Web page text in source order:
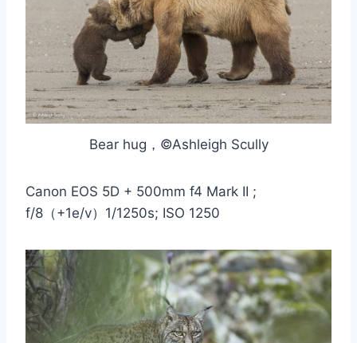
Bear hug，©Ashleigh Scully
Canon EOS 5D + 500mm f4 Mark II ;
f/8（+1e/v）1/1250s; ISO 1250